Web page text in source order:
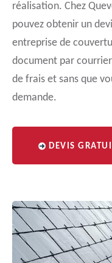
réalisation. Chez
pouvez obtenir un
entreprise de
document par
de frais et sans que
demande.
DEVIS